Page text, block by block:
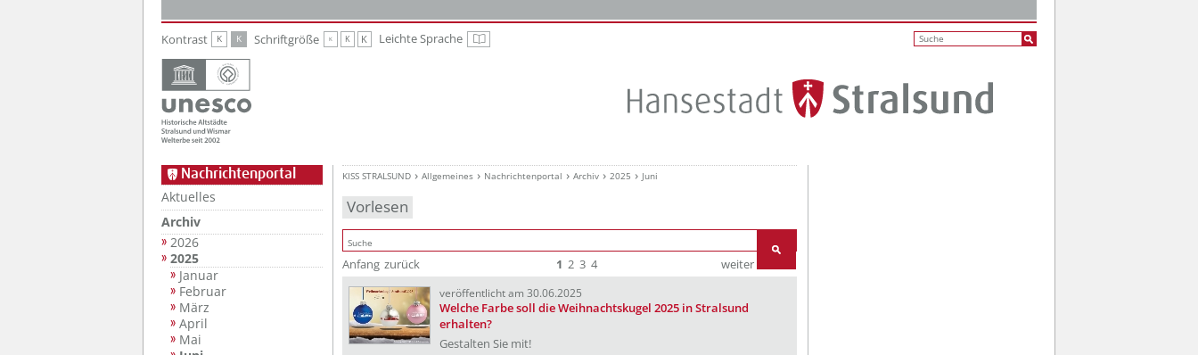
Kontrast K K Schriftgröße K K K Leichte Sprache Leichte Sprache
Nachrichtenportal
Aktuelles
Archiv
2026
2025
Januar
Februar
März
April
Mai
KISS STRALSUND Allgemeines Nachrichtenportal Archiv 2025 Juni
Vorlesen
Anfang zurück 1 2 3 4 weiter
veröffentlicht am 30.06.2025
Welche Farbe soll die Weihnachtskugel 2025 in Stralsund
erhalten?
Gestalten Sie mit!